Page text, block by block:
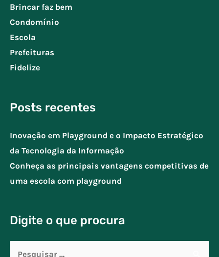
Brincar faz bem
Condomínio
Escola
Prefeituras
Fidelize
Posts recentes
Inovação em Playground e o Impacto Estratégico
da Tecnologia da Informação
Conheça as principais vantagens competitivas de
uma escola com playground
Digite o que procura